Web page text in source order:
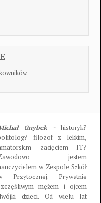
Gnybek - historyk?
filozof z lekkim,
zacięciem IT?
jestem
w Zespole Szkół
Przytocznej. Prywatnie
mężem i ojcem
dzieci. Od wielu lat